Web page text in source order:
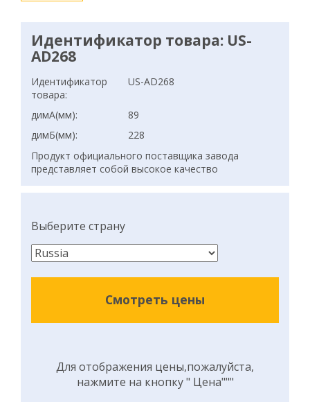
Идентификатор товара: US-
AD268
Идентификатор
товара:
US-AD268
димA(мм):
89
димБ(мм):
228
Продукт официального поставщика завода
представляет собой высокое качество
Выберите страну
Смотреть цены
Для отображения цены,пожалуйста,
нажмите на кнопку " Цена"""